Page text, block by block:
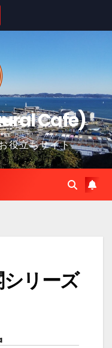
Cafe)
役立ちサイト
リーズ